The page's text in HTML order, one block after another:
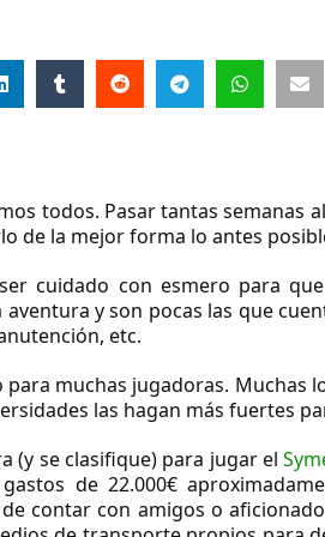
todos. Pasar tantas semanas
de la mejor forma lo antes
cuidado con esmero para
y son pocas las que
etc.
muchas jugadoras. Muchas
las hagan más fuertes
(y se clasifique) para jugar el
de 22.000€
contar con amigos o